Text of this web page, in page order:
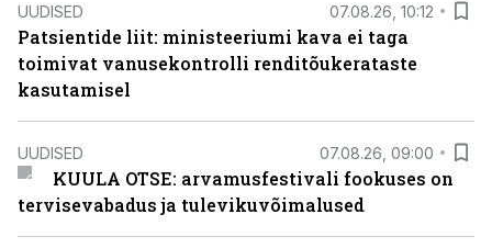
UUDISED 07.08.26, 10:12
Patsientide liit: ministeeriumi kava ei taga
toimivat vanusekontrolli renditõukerataste
kasutamisel
UUDISED 07.08.26, 09:00
KUULA OTSE: arvamusfestivali fookuses on
tervisevabadus ja tulevikuvõimalused